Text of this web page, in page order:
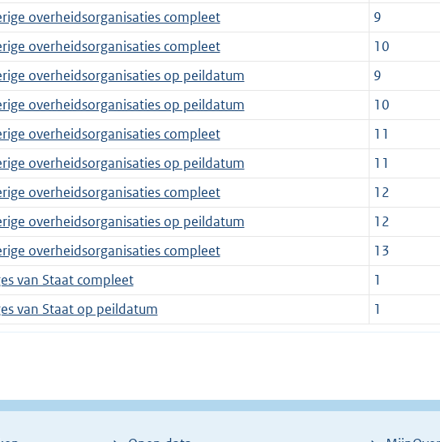
overheidsorganisaties compleet
9
overheidsorganisaties compleet
10
overheidsorganisaties op peildatum
9
overheidsorganisaties op peildatum
10
overheidsorganisaties compleet
11
overheidsorganisaties op peildatum
11
overheidsorganisaties compleet
12
overheidsorganisaties op peildatum
12
overheidsorganisaties compleet
13
van Staat compleet
1
van Staat op peildatum
1